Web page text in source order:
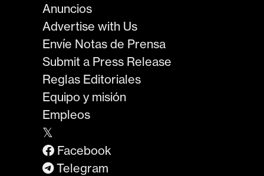
Anuncios
Advertise with Us
Envíe Notas de Prensa
Submit a Press Release
Reglas Editoriales
Equipo y misión
Empleos
𝕏
Facebook
Telegram